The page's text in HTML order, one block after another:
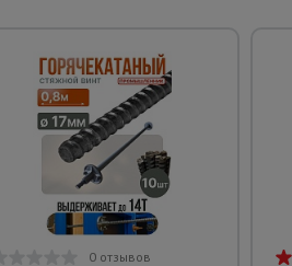
0 отзывов